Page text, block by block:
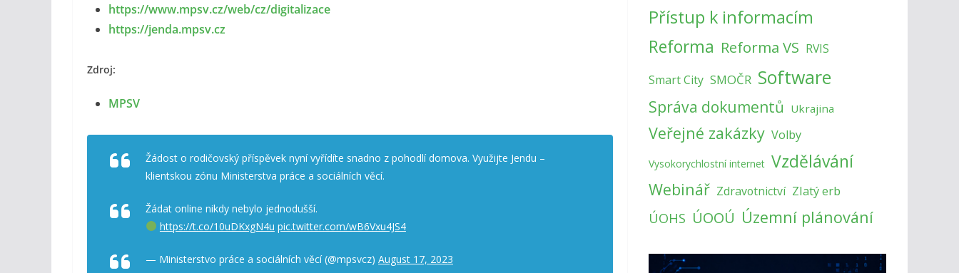
https://www.mpsv.cz/web/cz/digitalizace
https://jenda.mpsv.cz
Zdroj:
MPSV
Žádost o rodičovský příspěvek nyní vyřídíte snadno z pohodlí domova. Využijte Jendu –
klientskou zónu Ministerstva práce a sociálních věcí.
Žádat online nikdy nebylo jednodušší.
https://t.co/10uDKxgN4u pic.twitter.com/wB6Vxu4JS4
— Ministerstvo práce a sociálních věcí (@mpsvcz) August 17, 2023
Přístup k informacím
Reforma Reforma VS RVIS
Smart City SMOČR Software
Správa dokumentů Ukrajina
Veřejné zakázky Volby
Vysokorychlostní internet Vzdělávání
Webinář Zdravotnictví Zlatý erb
ÚOHS ÚOOÚ Územní plánování